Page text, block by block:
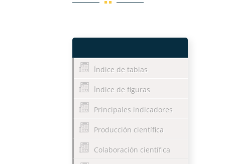
Índice de tablas
Índice de figuras
Principales indicadores
Producción científica
Colaboración científica